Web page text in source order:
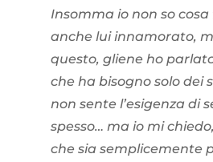
Insomma io non so
anche lui innamorato,
questo, gliene ho
che ha bisogno solo dei
non sente l’esigenza di
spesso… ma io mi
che sia semplicemente